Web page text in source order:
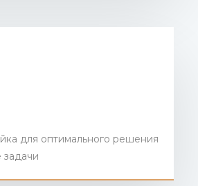
для оптимального решения
задачи